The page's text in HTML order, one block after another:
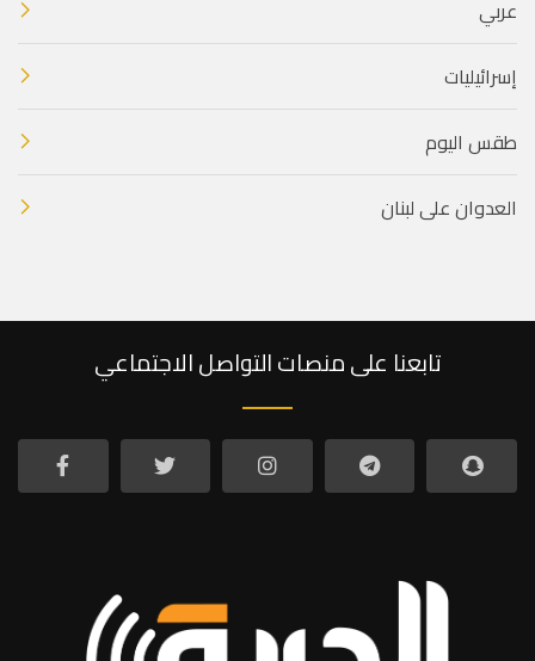
عربي
إسرائيليات
طقس اليوم
العدوان على لبنان
تابعنا على منصات التواصل الاجتماعي